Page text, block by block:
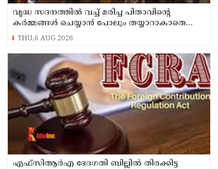
വൃദ്ധ സദനത്തില്‍ വച്ച് മരിച്ച പിതാവിന്റെ
കര്‍മ്മങ്ങള്‍ ചെയ്യാന്‍ പോലും തയ്യാറാകാതെ
മക്കള്‍ ; ചടങ്ങുകള്‍ വീഡിയോ കോളിലൂടെ
THU,6 AUG 2026
എഫ്‌സിആര്‍എ ഭേദഗതി ബില്ലില്‍ തിരക്കിട്ട